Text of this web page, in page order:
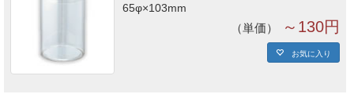
65φ×103mm
単価 ～130円
お気に入り